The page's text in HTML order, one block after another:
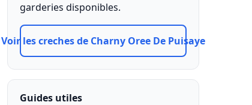
garderies disponibles.
Voir les creches de Charny Oree De Puisaye
Guides utiles